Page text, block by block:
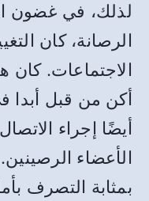
لذلك، في غضون
الرصانة، كان
الاجتماعات. كان
أكن من قبل أبدا
أيضًا إجراء
الأعضاء
بمثابة التصرف